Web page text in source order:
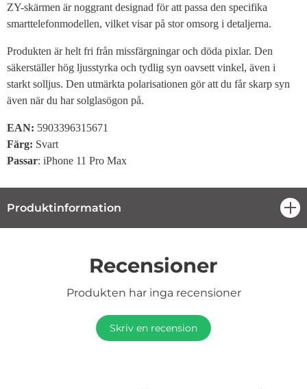
ZY-skärmen är noggrant designad för att passa den specifika
smarttelefonmodellen, vilket visar på stor omsorg i detaljerna.
Produkten är helt fri från missfärgningar och döda pixlar. Den
säkerställer hög ljusstyrka och tydlig syn oavsett vinkel, även i
starkt solljus. Den utmärkta polarisationen gör att du får skarp syn
även när du har solglasögon på.
EAN: 5903396315671
Färg: Svart
Passar: iPhone 11 Pro Max
Produktinformation
Recensioner
Produkten har inga recensioner
Skriv en recension